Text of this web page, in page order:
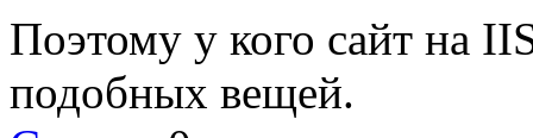
Поэтому у кого сайт на
подобных вещей.